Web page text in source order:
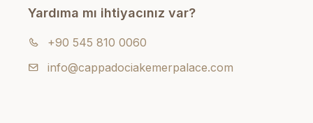
Yardıma mı ihtiyacınız var?
+90 545 810 0060
info@cappadociakemerpalace.com